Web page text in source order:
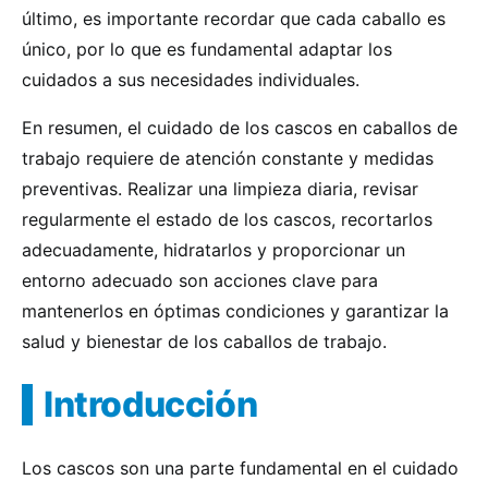
último, es importante recordar que cada caballo es
único, por lo que es fundamental adaptar los
cuidados a sus necesidades individuales.
En resumen, el cuidado de los cascos en caballos de
trabajo requiere de atención constante y medidas
preventivas. Realizar una limpieza diaria, revisar
regularmente el estado de los cascos, recortarlos
adecuadamente, hidratarlos y proporcionar un
entorno adecuado son acciones clave para
mantenerlos en óptimas condiciones y garantizar la
salud y bienestar de los caballos de trabajo.
Introducción
Los cascos son una parte fundamental en el cuidado